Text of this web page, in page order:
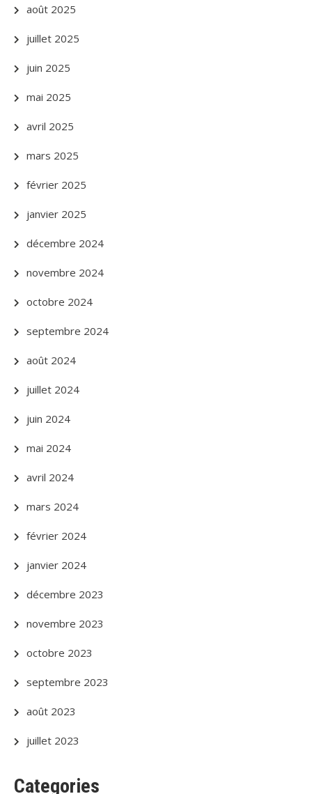
août 2025
juillet 2025
juin 2025
mai 2025
avril 2025
mars 2025
février 2025
janvier 2025
décembre 2024
novembre 2024
octobre 2024
septembre 2024
août 2024
juillet 2024
juin 2024
mai 2024
avril 2024
mars 2024
février 2024
janvier 2024
décembre 2023
novembre 2023
octobre 2023
septembre 2023
août 2023
juillet 2023
Categories